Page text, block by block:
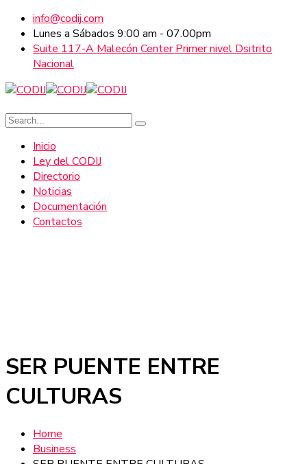
info@codij.com
Lunes a Sábados 9:00 am - 07.00pm
Suite 117-A Malecón Center Primer nivel Dsitrito
Nacional
Inicio
Ley del CODIJ
Directorio
Noticias
Documentación
Contactos
SER PUENTE ENTRE
CULTURAS
Home
Business